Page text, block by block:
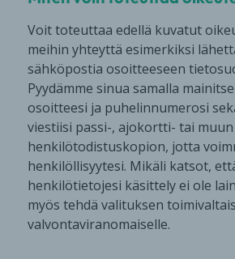
Voit toteuttaa edellä kuvatut
meihin yhteyttä esimerkiksi
sähköpostia osoitteeseen
Pyydämme sinua samalla
osoitteesi ja puhelinnumerosi
viestiisi passi-, ajokortti- tai muun
henkilötodistuskopion, jotta
henkilöllisyytesi. Mikäli katsot,
henkilötietojesi käsittely ei ole
myös tehdä valituksen
valvontaviranomaiselle.